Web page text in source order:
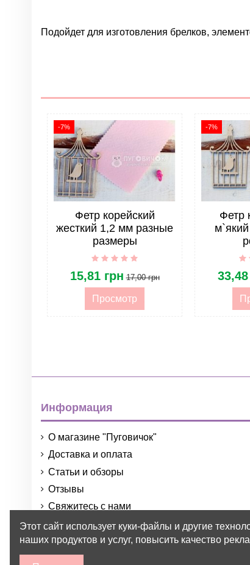
Подойдет для изготовления брелков,
Страна
Все для игрушек и украшений. Тип товара
-7%
Фетр корейский
жесткий 1,2 мм разные
размеры
15,81 грн 17,00 грн
Просмотр
-7%
Фетр
м`який
Информация
О магазине "Пуговичок"
Доставка и оплата
Статьи и обзоры
Отзывы
Свяжитесь с нами
Порядок и условия использования
Этот сайт использует куки-файлы и другие
наших продуктов и услуг, повысить качество